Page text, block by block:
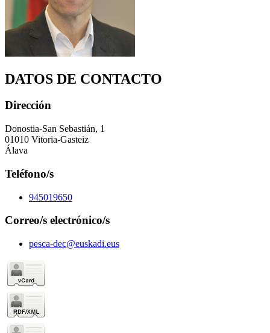
DATOS DE CONTACTO
Dirección
Donostia-San Sebastián, 1
01010 Vitoria-Gasteiz
Álava
Teléfono/s
945019650
Correo/s electrónico/s
pesca-dec@euskadi.eus